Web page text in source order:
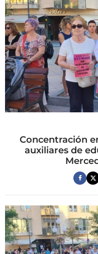
Concentración
auxiliares de